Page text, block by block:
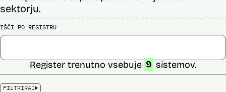
sektorju.
IŠČI PO REGISTRU
FILTRIRAJ
Register trenutno vsebuje 9 sistemov.